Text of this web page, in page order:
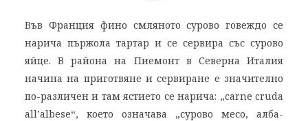
Във Франция фино смляното сурово говеждо се
нарича пържола тартар и се сервира със сурово
яйце. В района на Пиемонт в Северна Италия
начина на приготвяне и сервиране е значително
по-различен и там ястието се нарича: „carne cruda
all’albese“, което означава „сурово месо, алба-